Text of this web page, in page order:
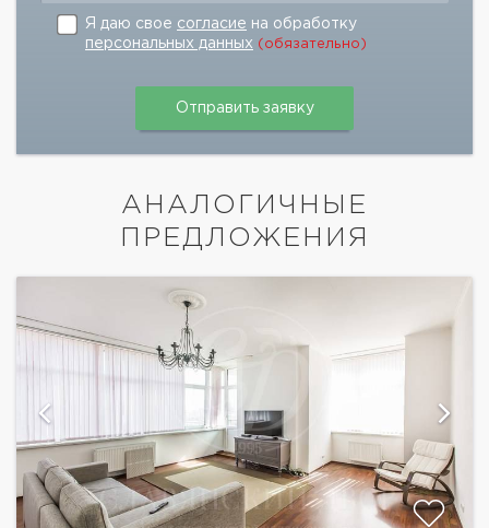
Я даю свое согласие на обработку
персональных данных (обязательно)
АНАЛОГИЧНЫЕ
ПРЕДЛОЖЕНИЯ